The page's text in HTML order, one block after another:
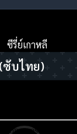
ซีรี่ย์เกาหลี
(ซับไทย)